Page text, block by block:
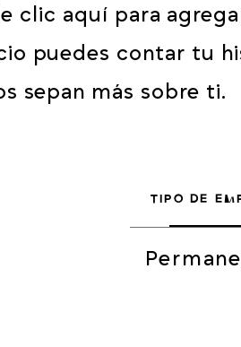
clic aquí para
puedes contar tu
sepan más sobre ti.
TIPO DE